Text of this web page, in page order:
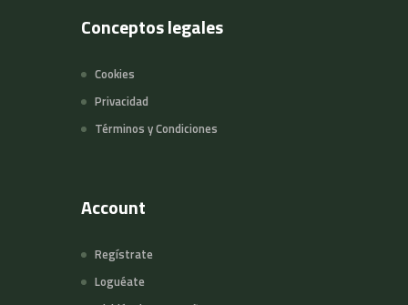
Conceptos legales
Cookies
Privacidad
Términos y Condiciones
Account
Regístrate
Loguéate